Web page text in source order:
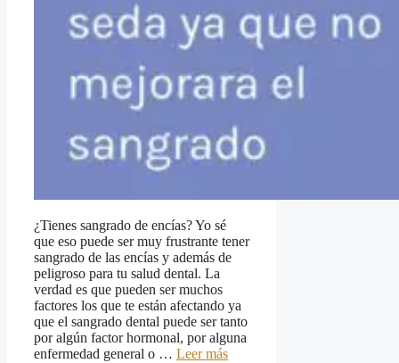
¿Tienes sangrado de encías? Yo sé
que eso puede ser muy frustrante tener
sangrado de las encías y además de
peligroso para tu salud dental. La
verdad es que pueden ser muchos
factores los que te están afectando ya
que el sangrado dental puede ser tanto
por algún factor hormonal, por alguna
enfermedad general o … Leer más